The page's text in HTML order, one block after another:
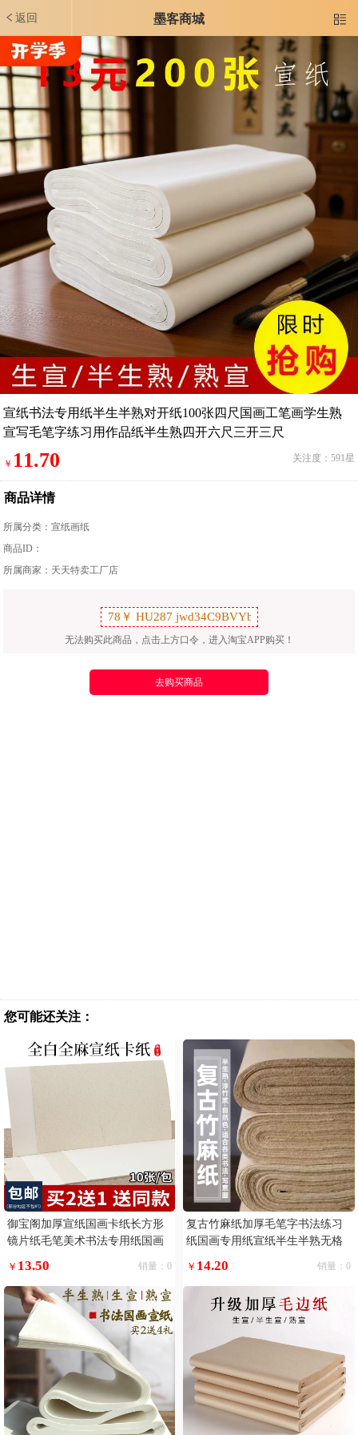
返回 墨客商城 
宣纸书法专用纸半生半熟对开纸100张四尺国画工笔画学生熟
宣写毛笔字练习用作品纸半生熟四开六尺三开三尺
￥ 11.70 关注度：591星
商品详情
所属分类：宣纸画纸
商品ID：
所属商家：天天特卖工厂店
无法购买此商品，点击上方口令，进入淘宝APP购买！
去购买商品
您可能还关注：
御宝阁加厚宣纸国画卡纸长方形
镜片纸毛笔美术书法专用纸国画
手工生宣纸作品纸
￥ 13.50 销量：0
复古竹麻纸加厚毛笔字书法练习
纸国画专用纸宣纸半生半熟无格
临摹半生熟四尺
￥ 14.20 销量：0